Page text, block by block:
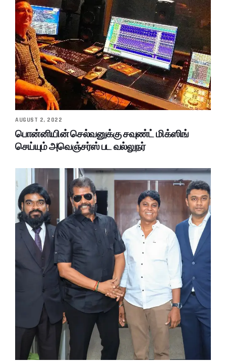
AUGUST 2, 2022
பொன்னியின் செல்வனுக்கு சவுண்ட் மிக்ஸிங்
செய்யும் அவெஞ்சர்ஸ் பட வல்லுநர்